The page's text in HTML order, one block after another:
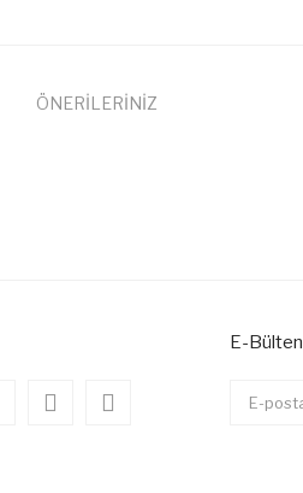
ÖNERİLERİNİZ
E-Bülten